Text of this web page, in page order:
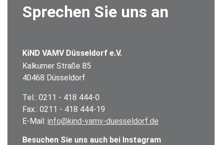
Sprechen Sie uns an
KiND VAMV Düsseldorf e.V.
Kalkumer Straße 85
40468 Düsseldorf
Tel.: 0211 - 418 444-0
Fax.: 0211 - 418 444-19
E-Mail: info@kind-vamv-duesseldorf.de
Besuchen Sie uns auch bei Instagram